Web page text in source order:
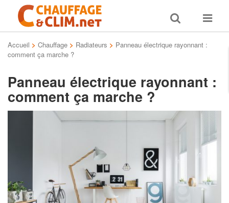
Toggle
search
Toggle
Accueil > Chauffage > Radiateurs > Panneau électrique rayonnant :
comment ça marche ?
Panneau électrique rayonnant :
comment ça marche ?